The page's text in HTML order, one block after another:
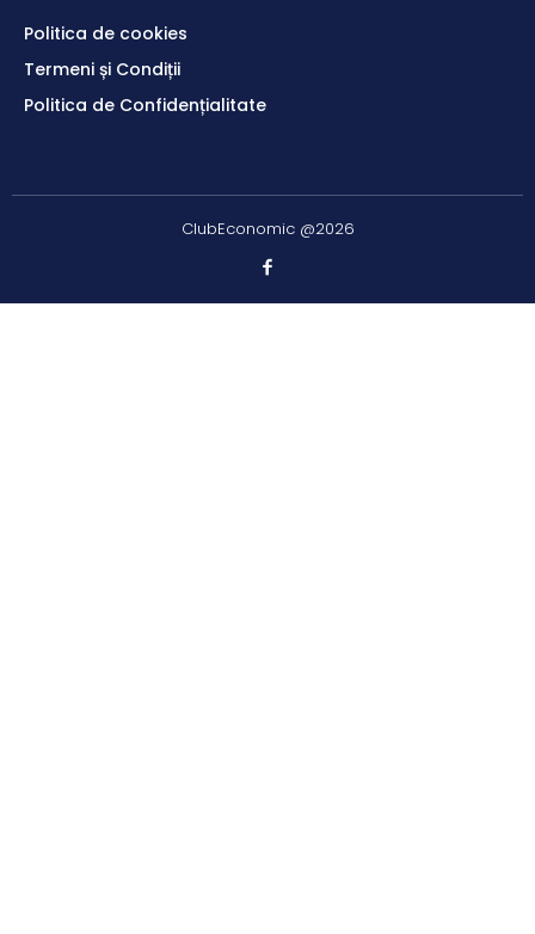
Politica de cookies
Termeni și Condiții
Politica de Confidențialitate
ClubEconomic @2026